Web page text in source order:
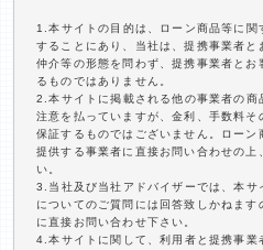
1.本サイトの目的は、ローン商品等に
することにあり、当社は、提携事業者と
仲介等の形態を問わず、提携事業者と
るものではありません。
2.本サイトに掲載される他の事業者の商
注意を払っていますが、金利、手数料
保証するものではございません。ロー
提供する事業者に直接お問い合わせの上
い。
3.当社及び当社アドバイザーでは、本サ
についてのご質問には回答致しかねま
に直接お問い合わせ下さい。
4.本サイトに関して、利用者と提携事業